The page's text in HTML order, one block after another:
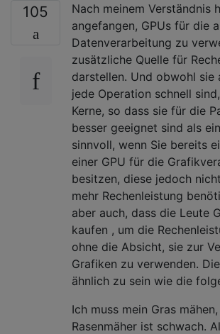
105
Nach meinem Verständnis
angefangen, GPUs für die
Datenverarbeitung zu
zusätzliche Quelle für
darstellen. Und obwohl sie
jede Operation schnell
Kerne, so dass sie für die
besser geeignet sind als
sinnvoll, wenn Sie bereits
einer GPU für die
besitzen, diese jedoch
mehr Rechenleistung
aber auch, dass die Leute
kaufen , um die
ohne die Absicht, sie zur
Grafiken zu verwenden.
ähnlich zu sein wie die
Ich muss mein Gras
Rasenmäher ist schwach.